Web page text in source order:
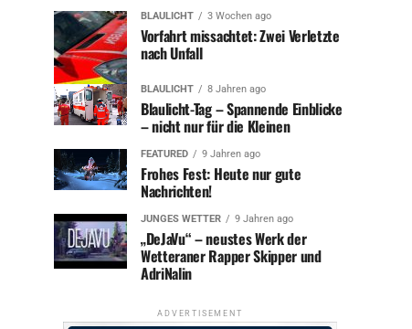
BLAULICHT 3 Wochen ago
Vorfahrt missachtet: Zwei Verletzte
nach Unfall
BLAULICHT 8 Jahren ago
Blaulicht-Tag – Spannende Einblicke
– nicht nur für die Kleinen
FEATURED 9 Jahren ago
Frohes Fest: Heute nur gute
Nachrichten!
JUNGES WETTER 9 Jahren ago
„DeJaVu“ – neustes Werk der
Wetteraner Rapper Skipper und
AdriNalin
ADVERTISEMENT